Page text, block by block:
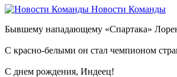
Новости Команды
Бывшему нападающему «Спартака»
С красно-белыми он стал чемпионом
С днем рождения, Индеец!